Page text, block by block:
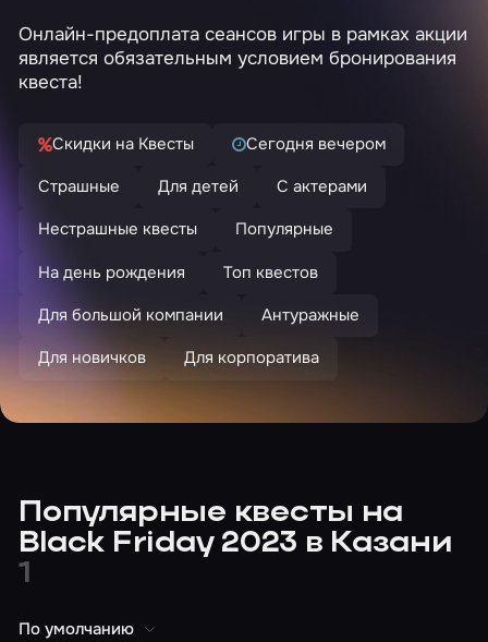
Онлайн-предоплата сеансов игры в рамках акции
является обязательным условием бронирования
квеста!
Скидки на Квесты
Сегодня вечером
Страшные
Для детей
С актерами
Нестрашные квесты
Популярные
На день рождения
Топ квестов
Для большой компании
Антуражные
Для новичков
Для корпоратива
Популярные квесты на
Black Friday 2023 в Казани
1
По умолчанию